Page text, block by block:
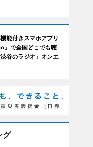
能付きスマホアプリ
」で全国どこでも聴
谷のラジオ」オンエ
グ